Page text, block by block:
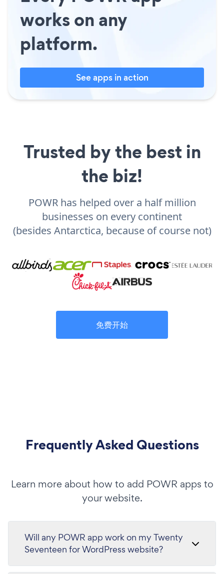
works on any
platform.
See apps in action
Trusted by the best in
the biz!
POWR has helped over a half million
businesses on every continent
(besides Antarctica, because of course not)
免费开始
Frequently Asked Questions
Learn more about how to add POWR apps to
your website.
Will any POWR app work on my Twenty
Seventeen for WordPress website?